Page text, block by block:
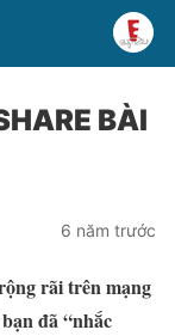
BÀI
6 năm trước
rãi trên mạng
đã “nhắc